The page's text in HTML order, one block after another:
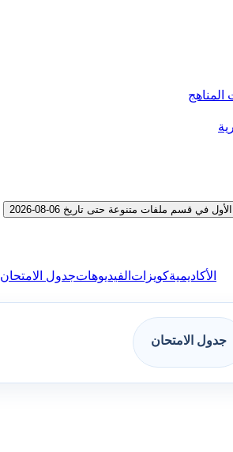
المناهج
ملفات متنوعة حتى تاريخ 06-08-2026
الأكاديميةكويزات الفيديوهاتجدول الامتحان
جدول الامتحان